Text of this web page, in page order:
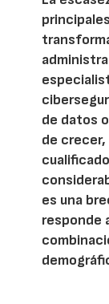
de datos
de
es una
responde